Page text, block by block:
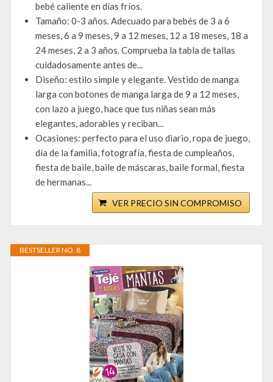
bebé caliente en días fríos.
Tamaño: 0-3 años. Adecuado para bebés de 3 a 6
meses, 6 a 9 meses, 9 a 12 meses, 12 a 18 meses, 18 a
24 meses, 2 a 3 años. Comprueba la tabla de tallas
cuidadosamente antes de...
Diseño: estilo simple y elegante. Vestido de manga
larga con botones de manga larga de 9 a 12 meses,
con lazo a juego, hace que tus niñas sean más
elegantes, adorables y reciban...
Ocasiones: perfecto para el uso diario, ropa de juego,
día de la familia, fotografía, fiesta de cumpleaños,
fiesta de baile, baile de máscaras, baile formal, fiesta
de hermanas...
VER PRECIO SIN COMPROMISO
BESTSELLER NO. 8